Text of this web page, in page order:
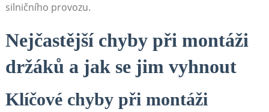
silničního provozu.
Nejčastější chyby při montáži
držáků a jak se jim⁢ vyhnout
Klíčové chyby při montáži